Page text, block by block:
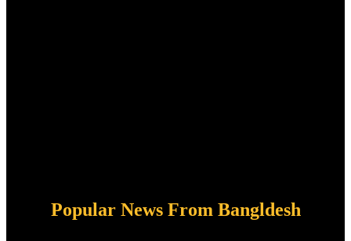
Popular News From Bangldesh